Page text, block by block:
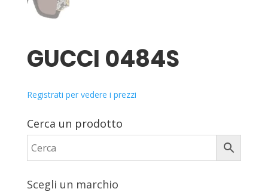
GUCCI 0484S
Registrati per vedere i prezzi
Cerca un prodotto
Scegli un marchio